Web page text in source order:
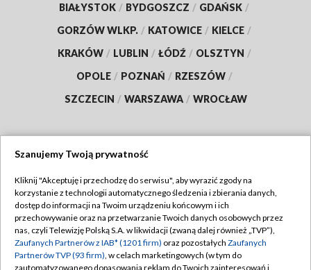
BIAŁYSTOK / BYDGOSZCZ / GDAŃSK /
GORZÓW WLKP. / KATOWICE / KIELCE /
KRAKÓW / LUBLIN / ŁÓDŹ / OLSZTYN /
OPOLE / POZNAŃ / RZESZÓW /
SZCZECIN / WARSZAWA / WROCŁAW
TVP
Abonament TVP
Emisja w TVP
Centrum informacji TVP
Regulamin TVP
Polityka prywatności
Moje zgody
Szanujemy Twoją prywatność
Kliknij "Akceptuję i przechodzę do serwisu", aby wyrazić zgody na
korzystanie z technologii automatycznego śledzenia i zbierania danych,
dostęp do informacji na Twoim urządzeniu końcowym i ich
przechowywanie oraz na przetwarzanie Twoich danych osobowych przez
nas, czyli Telewizję Polską S.A. w likwidacji (zwaną dalej również „TVP”),
Zaufanych Partnerów z IAB* (1201 firm) oraz pozostałych Zaufanych
Partnerów TVP (93 firm), w celach marketingowych (w tym do
zautomatyzowanego dopasowania reklam do Twoich zainteresowań i